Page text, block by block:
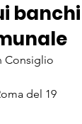
banchi
Consiglio
del 19